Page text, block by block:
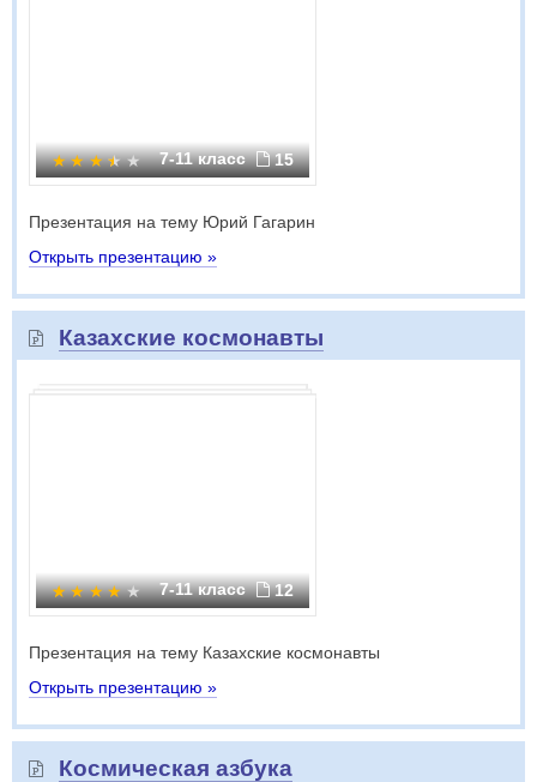
7-11 класс 15
Презентация на тему Юрий Гагарин
Открыть презентацию »
Казахские космонавты
7-11 класс 12
Презентация на тему Казахские космонавты
Открыть презентацию »
Космическая азбука